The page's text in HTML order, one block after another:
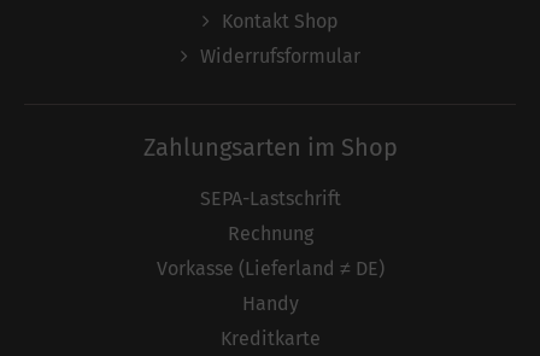
Kontakt Shop
Widerrufsformular
Zahlungsarten im Shop
SEPA-Lastschrift
Rechnung
Vorkasse (Lieferland ≠ DE)
Handy
Kreditkarte